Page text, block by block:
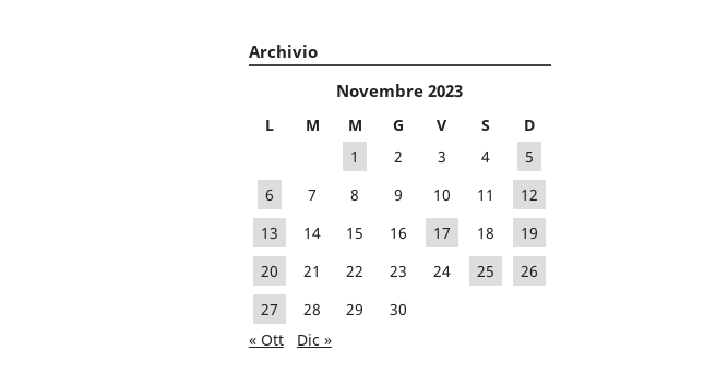
Archivio
Novembre 2023
L M M G V S
D
1
2 3 4
5
6
7 8 9 10 11
12
13
14 15 16 17 18
19
20
21 22 23 24 25
26
27
28 29
30
« Ott
Dic »